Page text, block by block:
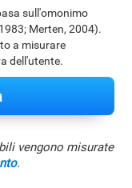
sull'omonimo
Merten, 2004).
a misurare
dell'utente.
vengono misurate
.